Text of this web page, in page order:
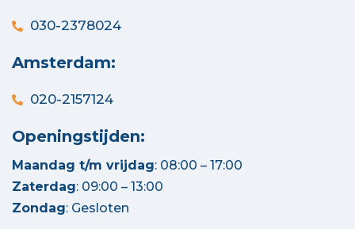
030-2378024
Amsterdam:
020-2157124
Openingstijden:
Maandag t/m vrijdag: 08:00 – 17:00
Zaterdag: 09:00 – 13:00
Zondag: Gesloten